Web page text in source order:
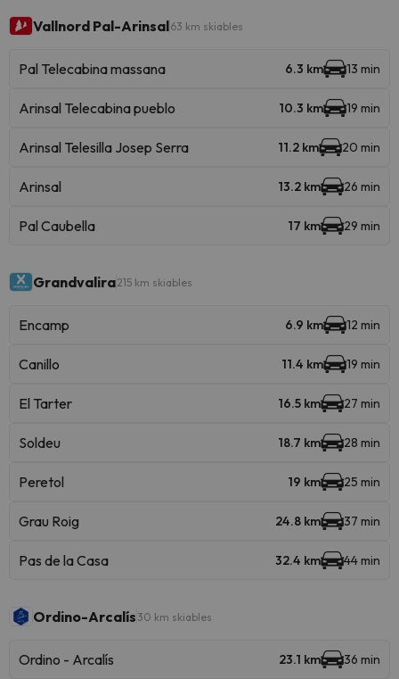
Vallnord Pal-Arinsal63 km skiables
Pal Telecabina massana 6.3 km 13 min
Arinsal Telecabina pueblo 10.3 km 19 min
Arinsal Telesilla Josep Serra 11.2 km 20 min
Arinsal 13.2 km 26 min
Pal Caubella 17 km 29 min
Grandvalira215 km skiables
Encamp 6.9 km 12 min
Canillo 11.4 km 19 min
El Tarter 16.5 km 27 min
Soldeu 18.7 km 28 min
Peretol 19 km 25 min
Grau Roig 24.8 km 37 min
Pas de la Casa 32.4 km 44 min
Ordino-Arcalís 30 km skiables
Ordino - Arcalís 23.1 km 36 min